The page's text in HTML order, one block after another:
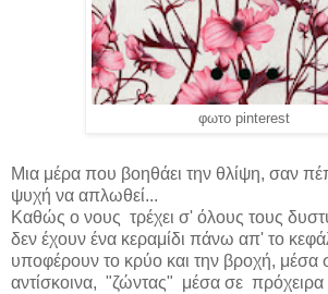
φωτο pinterest
Μια μέρα που βοηθάει την θλίψη, σαν
ψυχή να απλωθεί...
Καθώς ο νους τρέχει σ' όλους τους
δεν έχουν ένα κεραμίδι πάνω απ' το
υποφέρουν το κρύο και την βροχή, μέσα
αντίσκοινα, "ζώντας" μέσα σε πρόχειρα